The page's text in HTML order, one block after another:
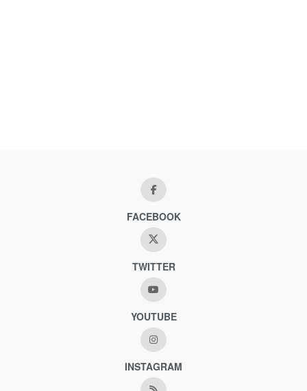
FACEBOOK
TWITTER
YOUTUBE
INSTAGRAM